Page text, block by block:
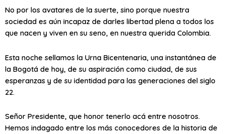
No por los avatares de la suerte, sino porque nuestra
sociedad es aún incapaz de darles libertad plena a todos los
que nacen y viven en su seno, en nuestra querida Colombia.
Esta noche sellamos la Urna Bicentenaria, una instantánea de
la Bogotá de hoy, de su aspiración como ciudad, de sus
esperanzas y de su identidad para las generaciones del siglo
22.
Señor Presidente, que honor tenerlo acá entre nosotros.
Hemos indagado entre los más conocedores de la historia de